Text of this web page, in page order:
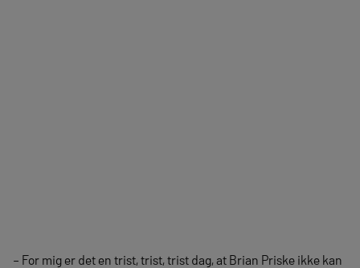
– For mig er det en trist, trist, trist dag, at Brian Priske ikke kan